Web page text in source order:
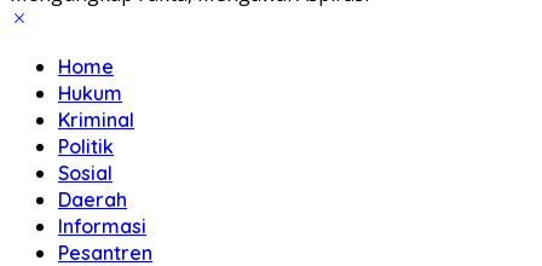
Home
Hukum
Kriminal
Politik
Sosial
Daerah
Informasi
Pesantren